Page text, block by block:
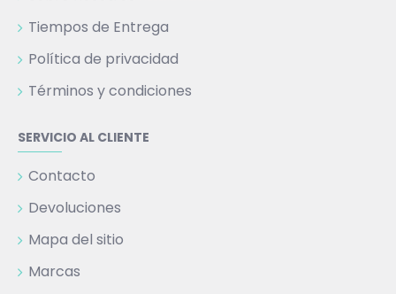
Tiempos de Entrega
Política de privacidad
Términos y condiciones
SERVICIO AL CLIENTE
Contacto
Devoluciones
Mapa del sitio
Marcas